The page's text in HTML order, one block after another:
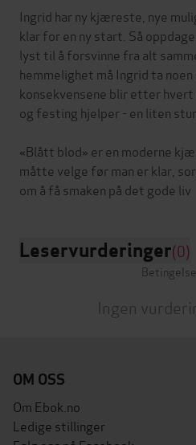
Ingrid har ny kjæreste, nye
klar for en ny start. Så
lyst til å forsvinne fra alt
hemmelighet må Ingrid ta
konsekvensene blir etter hvert
og festing hjelper - en liten
«Blått blod» er en moderne
måtte velge før man er klar,
Leservurderinger(0)
Ingen
OM OSS
Om Ebok.no
Ledige stillinger